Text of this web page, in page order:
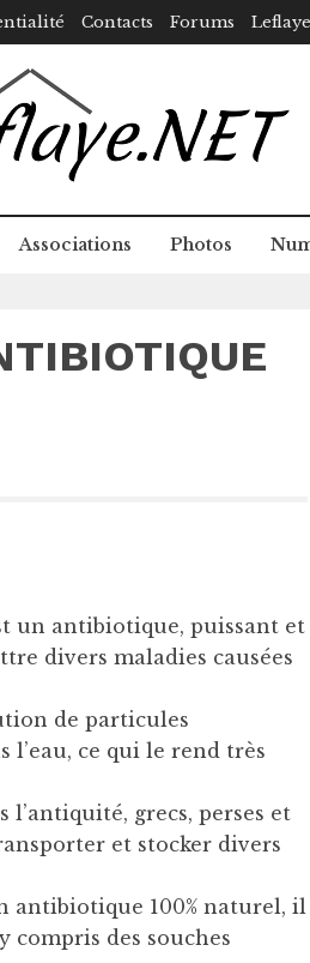
Contacts Forums
Associations Photos
un antibiotique, puissant et
divers maladies causées
de particules
l’eau, ce qui le rend très
grecs, perses et
et stocker divers
antibiotique 100% naturel, il
compris des souches